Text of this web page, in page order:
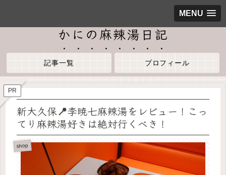
MENU
かにの麻辣湯日記
記事一覧 プロフィール
PR
新大久保📍李暁七麻辣湯をレビュー！こっ
てり麻辣湯好きは絶対行くべき！
shop